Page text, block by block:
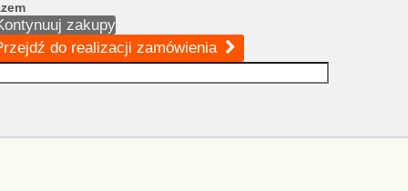
zakupy
do realizacji zamówienia